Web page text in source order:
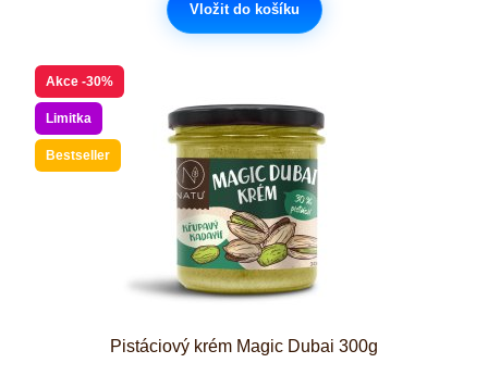
Vložit do košíku
Akce -30%
Limitka
Bestseller
Pistáciový krém Magic Dubai 300g